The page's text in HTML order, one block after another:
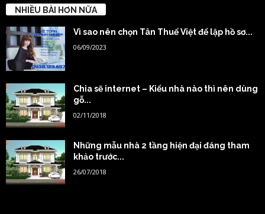
NHIỀU BÀI HƠN NỮA
Vì sao nên chọn Tân Thuế Việt để lập hồ sơ...
06/09/2023
Chia sẽ internet – Kiểu nhà nào thì nên dùng
gỗ...
02/11/2018
Những mẫu nhà 2 tầng hiện đại đáng tham
khảo trước...
26/07/2018